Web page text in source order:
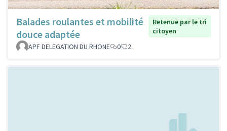
Balades roulantes et mobilité
douce adaptée
Retenue par le tri
citoyen
APF DELEGATION DU RHONE
0 2